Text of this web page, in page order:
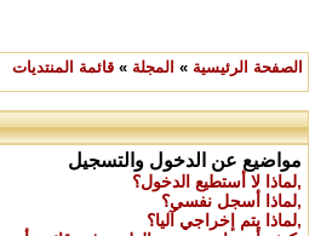
الصفحة الرئيسية » المجلة » قائمة المنتديات
مواضيع عن الدخول والتسجيل
,لماذا لا أستطيع الدخول؟
,لماذا أسجل نفسي؟
,لماذا يتم إخراجي آليا؟